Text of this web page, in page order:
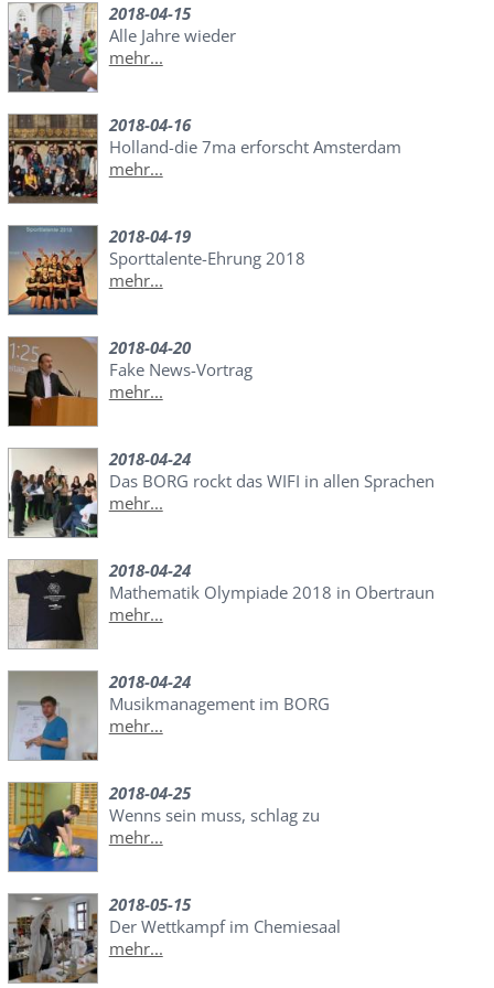
2018-04-15
Alle Jahre wieder
mehr...
2018-04-16
Holland-die 7ma erforscht Amsterdam
mehr...
2018-04-19
Sporttalente-Ehrung 2018
mehr...
2018-04-20
Fake News-Vortrag
mehr...
2018-04-24
Das BORG rockt das WIFI in allen Sprachen
mehr...
2018-04-24
Mathematik Olympiade 2018 in Obertraun
mehr...
2018-04-24
Musikmanagement im BORG
mehr...
2018-04-25
Wenns sein muss, schlag zu
mehr...
2018-05-15
Der Wettkampf im Chemiesaal
mehr...